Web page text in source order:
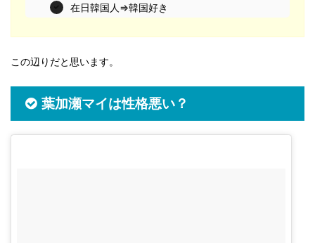
在日韓国人⇒韓国好き
この辺りだと思います。
葉加瀬マイは性格悪い？